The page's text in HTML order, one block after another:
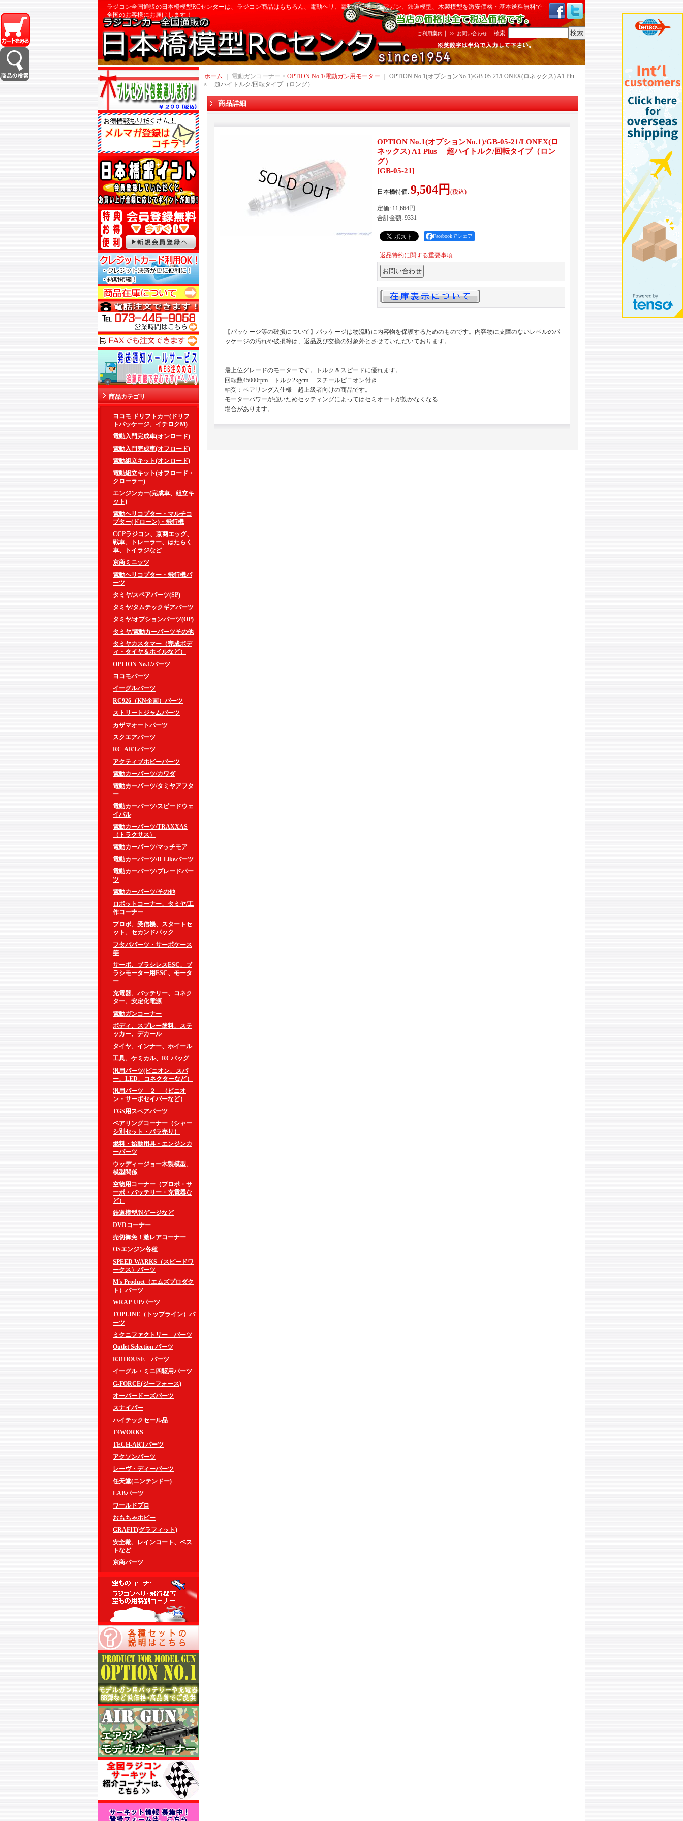
ラジコン全国通販の日本橋模型RCセンターは、ラジコン商品はもちろん、電動ヘリ、電動飛行機、エアガン、鉄道模型、木製模型を激安価格・基本送料無料で
全国のお客様にお届けします！
ご利用案内 ｜ お問い合わせ 検索:
商品カテゴリ
ヨコモ ドリフトカー(ドリフ
トパッケージ、イチロクM)
電動入門完成車(オンロード)
電動入門完成車(オフロード)
電動組立キット(オンロード)
電動組立キット(オフロード・
クローラー)
エンジンカー(完成車、組立キ
ット)
電動ヘリコプター・マルチコ
プター(ドローン)・飛行機
CCPラジコン、京商エッグ、
戦車、トレーラー、はたらく
車、トイラジなど
京商ミニッツ
電動ヘリコプター・飛行機パ
ーツ
タミヤ/スペアパーツ(SP)
タミヤ/タムテックギアパーツ
タミヤ/オプションパーツ(OP)
タミヤ/電動カーパーツその他
タミヤカスタマー（完成ボデ
ィ・タイヤ＆ホイルなど）
OPTION No.1/パーツ
ヨコモパーツ
イーグルパーツ
RC926（KN企画）パーツ
ストリートジャムパーツ
カザマオートパーツ
スクエアパーツ
RC-ARTパーツ
アクティブホビーパーツ
電動カーパーツ/カワダ
電動カーパーツ/タミヤアフタ
ー
電動カーパーツ/スピードウェ
イパル
電動カーパーツ/TRAXXAS
（トラクサス）
電動カーパーツ/マッチモア
電動カーパーツ/D-Likeパーツ
電動カーパーツ/ブレードパー
ツ
電動カーパーツ/その他
ロボットコーナー、タミヤ/工
作コーナー
プロポ、受信機、スタートセ
ット、セカンドパック
フタバパーツ・サーボケース
等
サーボ、ブラシレスESC、ブ
ラシモーター用ESC、モータ
ー
充電器、バッテリー、コネク
ター、安定化電源
電動ガンコーナー
ボディ、スプレー塗料、ステ
ッカー、デカール
タイヤ、インナー、ホイール
工具、ケミカル、RCバッグ
汎用パーツ(ピニオン、スパ
ー、LED、コネクターなど）
汎用パーツ ２ （ピニオ
ン・サーボセイバーなど）
TGS用スペアパーツ
ベアリングコーナー（シャー
シ別セット・バラ売り）
燃料・始動用具・エンジンカ
ーパーツ
ウッディージョー木製模型、
模型関係
空物用コーナー（プロポ・サ
ーボ・バッテリー・充電器な
ど）
鉄道模型/Nゲージなど
DVDコーナー
売切御免！激レアコーナー
OSエンジン各種
SPEED WARKS（スピードワ
ークス）パーツ
M's Product（エムズプロダク
ト）パーツ
WRAP-UPパーツ
TOPLINE（トップライン）パ
ーツ
ミクニファクトリー パーツ
Outlet Selection パーツ
R31HOUSE パーツ
イーグル・ミニ四駆用パーツ
G-FORCE(ジーフォース)
オーバードーズパーツ
スナイパー
ハイテックセール品
T4WORKS
TECH-ARTパーツ
アクソンパーツ
レーヴ・ディーパーツ
任天堂(ニンテンドー)
LABパーツ
ワールドプロ
おもちゃホビー
GRAFIT(グラフィット)
安全靴、レインコート、ベス
トなど
京商パーツ
ホーム ｜ 電動ガンコーナー > OPTION No.1/電動ガン用モーター
OPTION No.1(オプションNo.1)/GB-05-21/LONEX(ロネックス) A1 Plu
s 超ハイトルク/回転タイプ（ロング）
商品詳細
OPTION No.1(オプションNo.1)/GB-05-21/LONEX(ロ
ネックス) A1 Plus 超ハイトルク/回転タイプ（ロン
グ）
[GB-05-21]
日本橋特価: 9,504円 (税込)
定価: 11,664円
合計金額: 9331
Facebookでシェア
返品特約に関する重要事項
【パッケージ等の破損について】パッケージは物流時に内容物を保護するためのものです。内容物に支障のないレベルのパ
ッケージの汚れや破損等は、返品及び交換の対象外とさせていただいております。
最上位グレードのモーターです。トルク＆スピードに優れます。
回転数45000rpm トルク2kgcm スチールピニオン付き
軸受：ベアリング入仕様 超上級者向けの商品です。
モーターパワーが強いためセッティングによってはセミオートが効かなくなる
場合があります。